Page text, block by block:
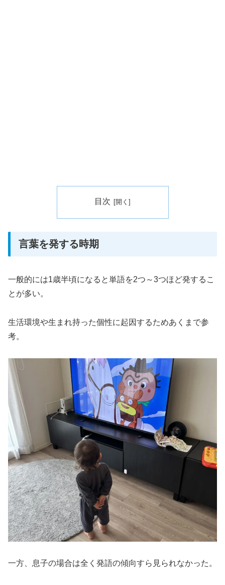
目次
言葉を発する時期
一般的には1歳半頃になると単語を2つ～3つほど発するこ
とが多い。
生活環境や生まれ持った個性に起因するためあくまで参
考。
一方、息子の場合は全く発語の傾向すら見られなかった。